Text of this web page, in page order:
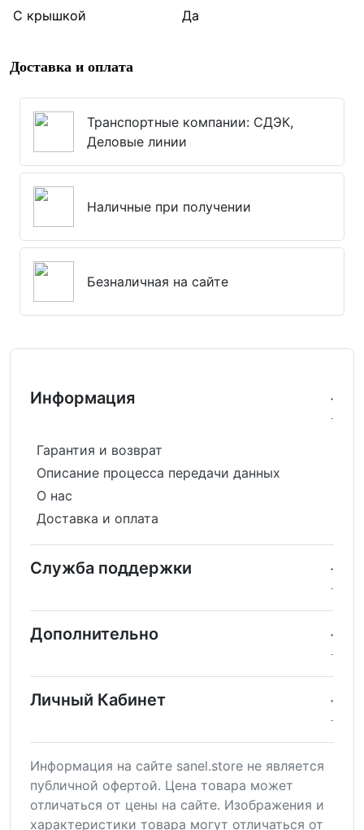
С крышкой
Да
Доставка и оплата
Транспортные компании: СДЭК,
Деловые линии
Наличные при получении
Безналичная на сайте
Информация
Гарантия и возврат
Описание процесса передачи данных
О нас
Доставка и оплата
Служба поддержки
Дополнительно
Личный Кабинет
Информация на сайте sanel.store не является
публичной офертой. Цена товара может
отличаться от цены на сайте. Изображения и
характеристики товара могут отличаться от